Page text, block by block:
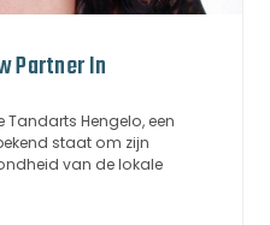
Partner In
Tandarts Hengelo, een
staat om zijn
van de lokale